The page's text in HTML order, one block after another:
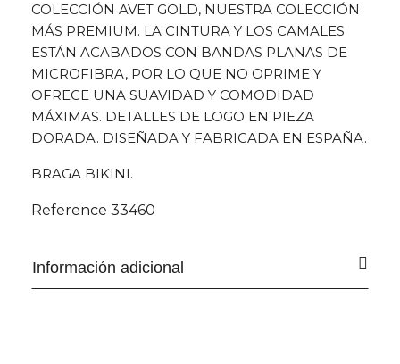
COLECCIÓN AVET GOLD, NUESTRA COLECCIÓN
MÁS PREMIUM. LA CINTURA Y LOS CAMALES
ESTÁN ACABADOS CON BANDAS PLANAS DE
MICROFIBRA, POR LO QUE NO OPRIME Y
OFRECE UNA SUAVIDAD Y COMODIDAD
MÁXIMAS. DETALLES DE LOGO EN PIEZA
DORADA. DISEÑADA Y FABRICADA EN ESPAÑA.
BRAGA BIKINI.
Reference 33460
Información adicional